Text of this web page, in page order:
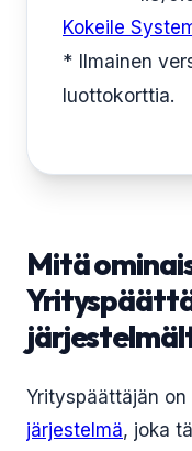
Kokeile
* Ilmainen
luottokorttia.
Mitä
Yrityspäättäjän
järjestelmä, joka